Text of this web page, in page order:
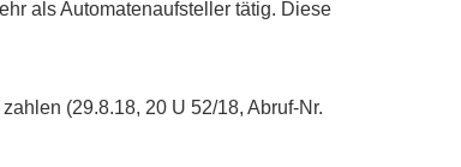
als Automatenaufsteller tätig. Diese
(29.8.18, 20 U 52/18, Abruf-Nr.